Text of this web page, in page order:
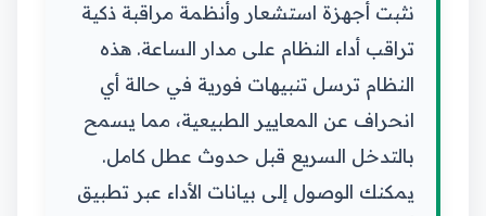
نثبت أجهزة استشعار وأنظمة مراقبة ذكية
تراقب أداء النظام على مدار الساعة. هذه
النظام ترسل تنبيهات فورية في حالة أي
انحراف عن المعايير الطبيعية، مما يسمح
بالتدخل السريع قبل حدوث عطل كامل.
يمكنك الوصول إلى بيانات الأداء عبر تطبيق